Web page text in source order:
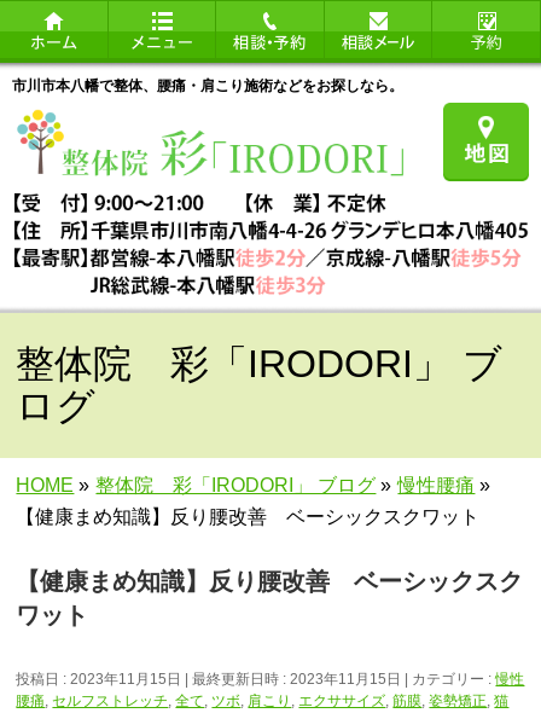
市川市本八幡で整体、腰痛・肩こり施術などをお探しなら。
整体院 彩「IRODORI」 ブ
ログ
HOME » 整体院 彩「IRODORI」 ブログ » 慢性腰痛 »
【健康まめ知識】反り腰改善 ベーシックスクワット
【健康まめ知識】反り腰改善 ベーシックスク
ワット
投稿日 : 2023年11月15日 最終更新日時 : 2023年11月15日 カテゴリー :慢性
腰痛,セルフストレッチ,全て, ツボ, 肩こり ,エクササイズ,筋膜,姿勢矯正,猫